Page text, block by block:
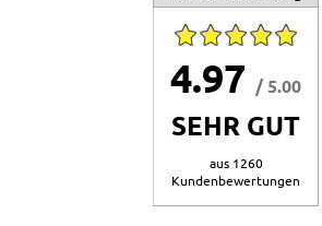
4.97 / 5.00
SEHR GUT
aus 1260
Kundenbewertungen